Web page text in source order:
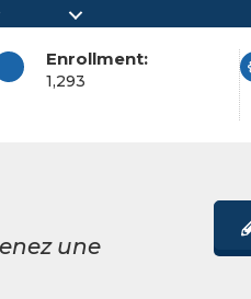
Enrollment:
1,293
une